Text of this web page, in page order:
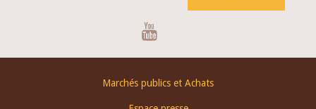
Marchés publics et Achats